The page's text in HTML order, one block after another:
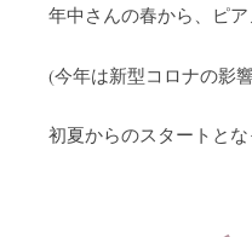
年中さんの春から、ピア
(今年は新型コロナの影
初夏からのスタートと